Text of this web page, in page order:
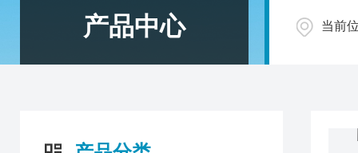
产品中心 当前